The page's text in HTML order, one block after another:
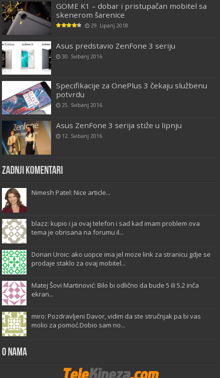
GOME K1 – dobar i pristupačan mobitel sa
skenerom šarenice
29. Lipanj 2018
Asus predstavio ZenFone 3 seriju
30. Svibanj 2016
Specifikacije za OnePlus 3 čekaju službenu
potvrdu
25. Svibanj 2016
Asus ZenFone 3 serija stiže u lipnju
12. Svibanj 2016
Zadnji komentari
Nimesh Patel: Nice article...
blazz: kupio i ja ovaj telefon i sad kad imam problem ova
tema je obrisana na forumu il...
Dorian Uroic: ako uopce ima jel moze link za stranicu gdje se
prodaje staklo za ovaj mobitel...
Matej Šovi Martinović: Bilo bi odlično da bude 5 ili 5.2 inča
ekran...
miro: Pozdravljeni Davor, vidim da ste stručnjak pa bi vas
molio za pomoć.Dobio sam no...
O Nama